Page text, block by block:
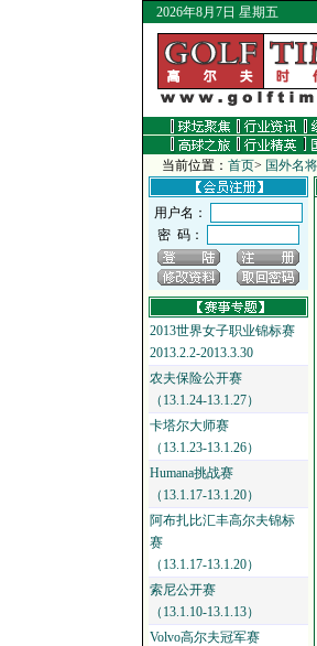
2026年8月7日 星期五
当前位置： 首页> 国外名将
用户名：
密 码：
2013世界女子职业锦标赛
2013.2.2-2013.3.30
农夫保险公开赛
（13.1.24-13.1.27）
卡塔尔大师赛
（13.1.23-13.1.26）
Humana挑战赛
（13.1.17-13.1.20）
阿布扎比汇丰高尔夫锦标
赛
（13.1.17-13.1.20）
索尼公开赛
（13.1.10-13.1.13）
Volvo高尔夫冠军赛